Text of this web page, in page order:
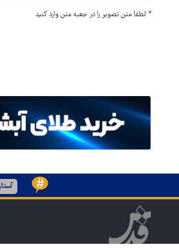
* لطفا متن تصویر را در جعبه متن وارد کنید